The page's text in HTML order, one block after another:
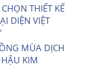
THIẾT KẾ
DIỆN VIỆT
MÙA DỊCH
KIM